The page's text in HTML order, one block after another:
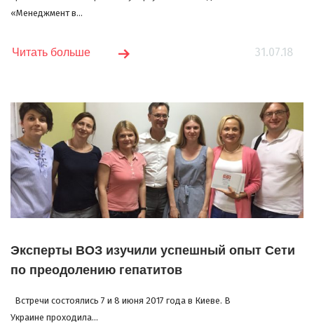
«Менеджмент в...
31.07.18
Читать больше
Эксперты ВОЗ изучили успешный опыт Сети
по преодолению гепатитов
Встречи состоялись 7 и 8 июня 2017 года в Киеве. В
Украине проходила...